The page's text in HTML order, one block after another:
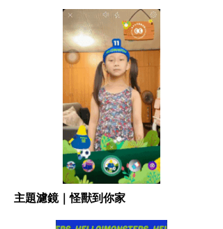
主題濾鏡｜怪獸到你家